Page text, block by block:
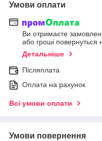
Умови оплати
Ви отримаєте
або гроші повернуться
Детальніше
Післяплата
Оплата на рахунок
Всі умови оплати
Умови повернення